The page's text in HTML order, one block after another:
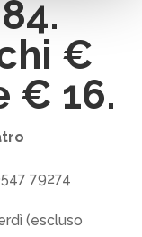
€
€ 16.
79274
(escluso